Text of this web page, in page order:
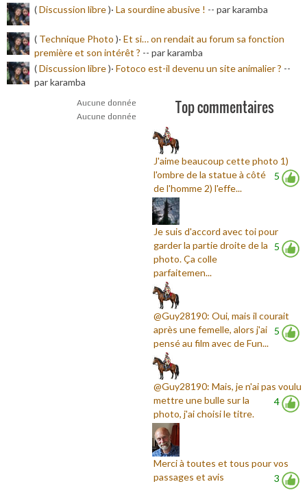
(Discussion libre)· La sourdine abusive ! -- par karamba
( Technique Photo )· Et si… on rendait au forum sa fonction
première et son intérêt ? -- par karamba
(Discussion libre)· Fotoco est-il devenu un site animalier ? --
par karamba
Aucune donnée
Aucune donnée
Top commentaires
5
J'aime beaucoup cette photo 1)
l'ombre de la statue à côté
de l'homme 2) l'effe...
5
Je suis d'accord avec toi pour
garder la partie droite de la
photo. Ça colle
parfaitemen...
5
@Guy28190: Oui, mais il courait
après une femelle, alors j'ai
pensé au film avec de Fun...
4
@Guy28190: Mais, je n'ai pas voulu
mettre une bulle sur la
photo, j'ai choisi le titre.
3
Merci à toutes et tous pour vos
passages et avis